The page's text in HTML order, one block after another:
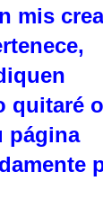
mis
quitaré
página